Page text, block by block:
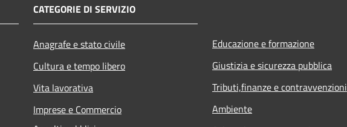
CATEGORIE DI SERVIZIO
Anagrafe e stato civile
Cultura e tempo libero
Vita lavorativa
Imprese e Commercio
Educazione e formazione
Giustizia e sicurezza pubblica
Tributi,finanze e contravvenzioni
Ambiente